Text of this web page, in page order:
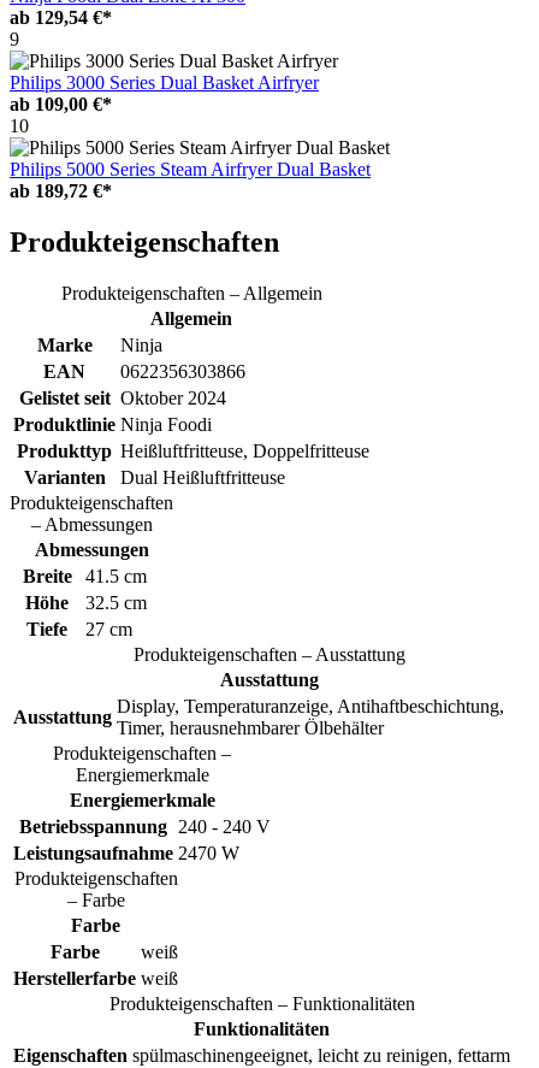
ab 129,54 €*
9
Philips 3000 Series Dual Basket Airfryer
ab 109,00 €*
10
Philips 5000 Series Steam Airfryer Dual Basket
ab 189,72 €*
Produkteigenschaften
Produkteigenschaften – Allgemein
Allgemein
Marke
Ninja
EAN
0622356303866
Gelistet seit Oktober 2024
Produktlinie Ninja Foodi
Produkttyp Heißluftfritteuse, Doppelfritteuse
Varianten
Dual Heißluftfritteuse
Produkteigenschaften
– Abmessungen
Abmessungen
Breite
41.5 cm
Höhe
32.5 cm
Tiefe
27 cm
Produkteigenschaften – Ausstattung
Ausstattung
Ausstattung
Display, Temperaturanzeige, Antihaftbeschichtung,
Timer, herausnehmbarer Ölbehälter
Produkteigenschaften –
Energiemerkmale
Energiemerkmale
Betriebsspannung 240 - 240 V
Leistungsaufnahme 2470 W
Produkteigenschaften
– Farbe
Farbe
Farbe
weiß
Herstellerfarbe weiß
Produkteigenschaften – Funktionalitäten
Funktionalitäten
Eigenschaften spülmaschinengeeignet, leicht zu reinigen, fettarm